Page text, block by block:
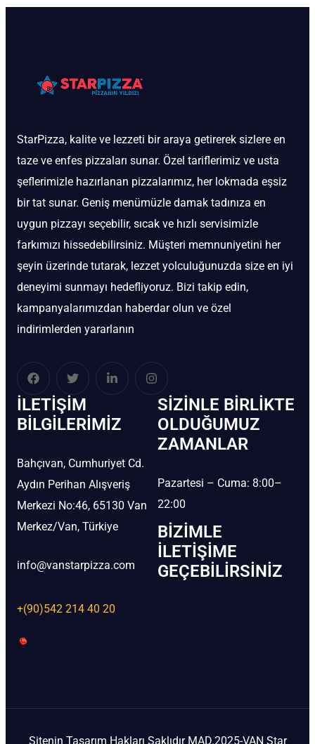
StarPizza, kalite ve lezzeti bir araya getirerek sizlere en
taze ve enfes pizzaları sunar. Özel tariflerimiz ve usta
şeflerimizle hazırlanan pizzalarımız, her lokmada eşsiz
bir tat sunar. Geniş menümüzle damak tadınıza en
uygun pizzayı seçebilir, sıcak ve hızlı servisimizle
farkımızı hissedebilirsiniz. Müşteri memnuniyetini her
şeyin üzerinde tutarak, lezzet yolculuğunuzda size en iyi
deneyimi sunmayı hedefliyoruz. Bizi takip edin,
kampanyalarımızdan haberdar olun ve özel
indirimlerden yararlanın
İLETIŞIM
BİLGILERIMIZ
Bahçıvan, Cumhuriyet Cd.
Aydın Perihan Alışveriş
Merkezi No:46, 65130 Van
Merkez/Van, Türkiye
info@vanstarpizza.com
+(90)542 214 40 20
SIZINLE BIRLIKTE
OLDUĞUMUZ
ZAMANLAR
Pazartesi – Cuma: 8:00–
22:00
BIZIMLE
İLETIŞIME
GEÇEBILIRSINIZ
Sitenin Tasarım Hakları Saklıdır MAD.2025-VAN Star